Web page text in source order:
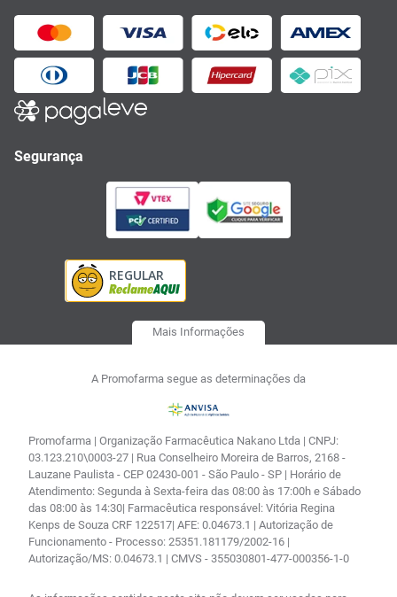
Segurança
Mais Informações
A Promofarma segue as determinações da
Promofarma | Organização Farmacêutica Nakano Ltda | CNPJ:
03.123.210\0003-27 | Rua Conselheiro Moreira de Barros, 2168 -
Lauzane Paulista - CEP 02430-001 - São Paulo - SP | Horário de
Atendimento: Segunda à Sexta-feira das 08:00 às 17:00h e Sábado
das 08:00 às 14:30| Farmacêutica responsável: Vitória Regina
Kenps de Souza CRF 122517| AFE: 0.04673.1 | Autorização de
Funcionamento - Processo: 25351.181179/2002-16 |
Autorização/MS: 0.04673.1 | CMVS - 355030801-477-000356-1-0